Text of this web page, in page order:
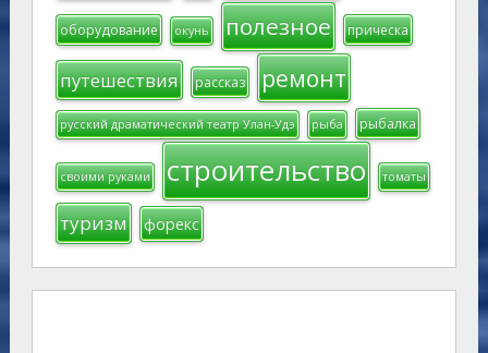
оборудование окунь полезное прическа
путешествия рассказ ремонт
русский драматический театр Улан-Удэ рыба рыбалка
своими руками строительство томаты
туризм форекс